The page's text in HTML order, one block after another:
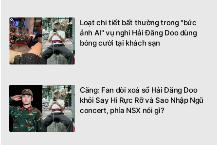
Loạt chi tiết bất thường trong "bức
ảnh AI" vụ nghi Hải Đăng Doo dùng
bóng cười tại khách sạn
Căng: Fan đòi xoá sổ Hải Đăng Doo
khỏi Say Hi Rực Rỡ và Sao Nhập Ngũ
concert, phía NSX nói gì?